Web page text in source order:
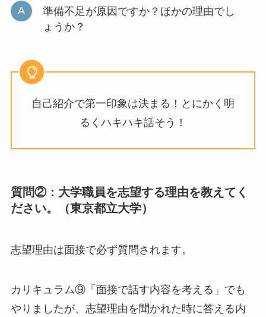
準備不足が原因ですか？ほかの理由でし
ょうか？
自己紹介で第一印象は決まる！とにかく明
るくハキハキ話そう！
質問②：大学職員を志望する理由を教えてく
ださい。（東京都立大学）
志望理由は面接で必ず質問されます。
カリキュラム⑨「面接で話す内容を考える」でも
やりましたが、志望理由を聞かれた時に答える内